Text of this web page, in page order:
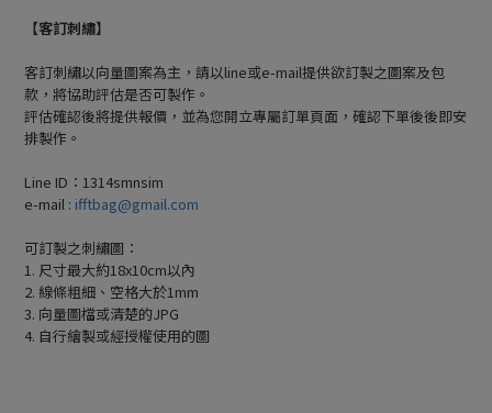
【客訂刺繡】
客訂刺繡以向量圖案為主，請以line或e-mail提供欲訂製之圖案及包
款，將協助評估是否可製作。
評估確認後將提供報價，並為您開立專屬訂單頁面，確認下單後後即安
排製作。
Line ID：1314smnsim
e-mail : ifftbag@gmail.com
可訂製之刺繡圖：
1. 尺寸最大約18x10cm以內
2. 線條粗細、空格大於1mm
3. 向量圖檔或清楚的JPG
4. 自行繪製或經授權使用的圖